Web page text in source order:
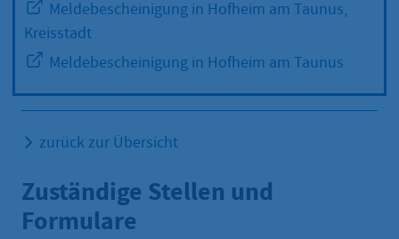
Meldebescheinigung in Hofheim am Taunus,
Kreisstadt
Meldebescheinigung in Hofheim am Taunus
zurück zur Übersicht
Zuständige Stellen und
Formulare